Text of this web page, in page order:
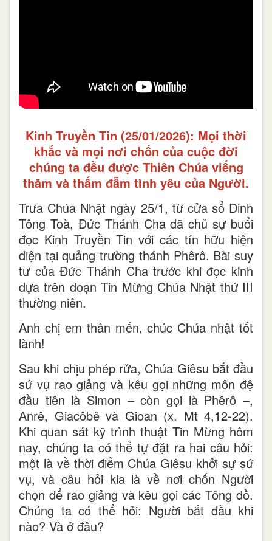
Kinh Truyền Tin (25/01/2026): Mọi thời
khắc và mọi nơi chốn của cuộc đời
chúng ta đều được Thiên Chúa viếng
thăm và thấm đẫm tình yêu của Người.
Trưa Chúa Nhật ngày 25/1, từ cửa sổ Dinh
Tông Toà, Đức Thánh Cha đã chủ sự buổi
đọc Kinh Truyền Tin với các tín hữu hiện
diện tại quảng trường thánh Phêrô. Bài suy
tư của Đức Thánh Cha trước khi đọc kinh
dựa trên đoạn Tin Mừng Chúa Nhật thứ III
thường niên.
Anh chị em thân mến, chúc Chúa nhật tốt
lành!
Sau khi chịu phép rửa, Chúa Giêsu bắt đầu
sứ vụ rao giảng và kêu gọi những môn đệ
đầu tiên là Simon – còn gọi là Phêrô –,
Anrê, Giacôbê và Gioan (x. Mt 4,12-22).
Khi quan sát kỹ trình thuật Tin Mừng hôm
nay, chúng ta có thể tự đặt ra hai câu hỏi:
một là về thời điểm Chúa Giêsu khởi sự sứ
vụ, và câu hỏi kia là về nơi chốn Người
chọn để rao giảng và kêu gọi các Tông đồ.
Chúng ta có thể hỏi: Người bắt đầu khi
nào? Và ở đâu?